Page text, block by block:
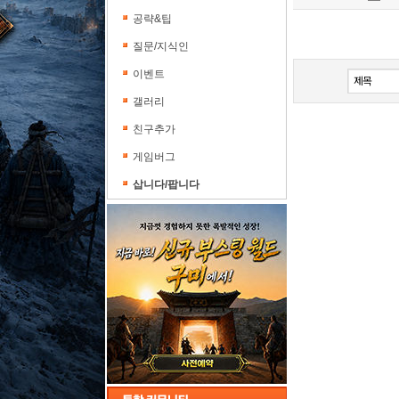
공략&팁
질문/지식인
이벤트
갤러리
친구추가
게임버그
삽니다/팝니다